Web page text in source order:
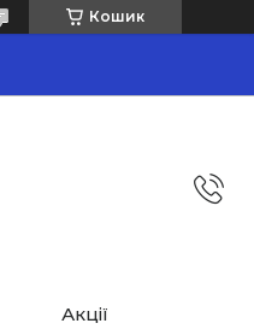
Кошик
Акції